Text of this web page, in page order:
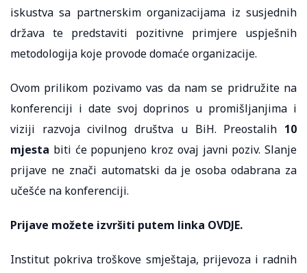
iskustva sa partnerskim organizacijama iz susjednih
država te predstaviti pozitivne primjere uspješnih
metodologija koje provode domaće organizacije.
Ovom prilikom pozivamo vas da nam se pridružite na
konferenciji i date svoj doprinos u promišljanjima i
viziji razvoja civilnog društva u BiH. Preostalih 10
mjesta biti će popunjeno kroz ovaj javni poziv. Slanje
prijave ne znači automatski da je osoba odabrana za
učešće na konferenciji.
Prijave možete izvršiti putem linka OVDJE.
Institut pokriva troškove smještaja, prijevoza i radnih